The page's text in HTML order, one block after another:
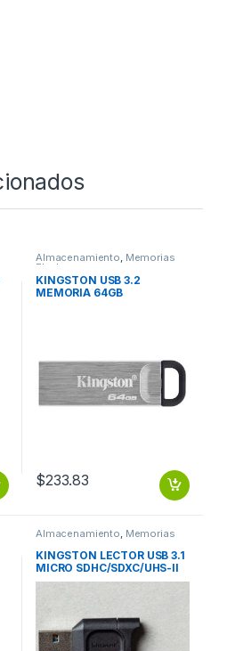
Almacenamiento, Memorias
Flash
KINGSTON USB 3.2
MEMORIA 64GB
$233.83
Almacenamiento, Memorias
KINGSTON LECTOR USB 3.1
MICRO SDHC/SDXC/UHS-II
CARD READER